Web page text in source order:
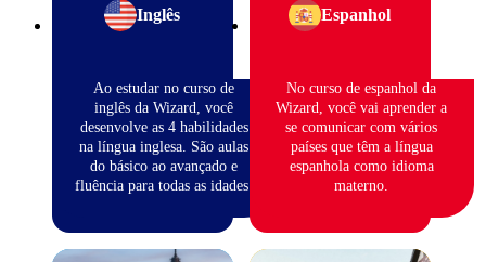
Inglês
Ao estudar no curso de
inglês da Wizard, você
desenvolve as 4 habilidades
na língua inglesa. São aulas
do básico ao avançado e
fluência para todas as idades.
Espanhol
No curso de espanhol da
Wizard, você vai aprender a
se comunicar com vários
países que têm a língua
espanhola como idioma
materno.